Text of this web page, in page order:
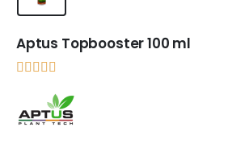
Aptus Topbooster 100 ml